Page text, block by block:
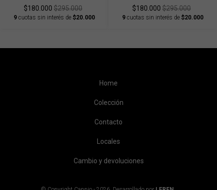
$180.000 $295.000
9 cuotas sin interés de $20.000
$180.000 $295.000
9 cuotas sin interés de $20.000
Home
Colección
Contacto
Locales
Cambio y devoluciones